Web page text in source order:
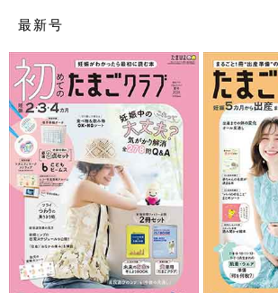
最新号